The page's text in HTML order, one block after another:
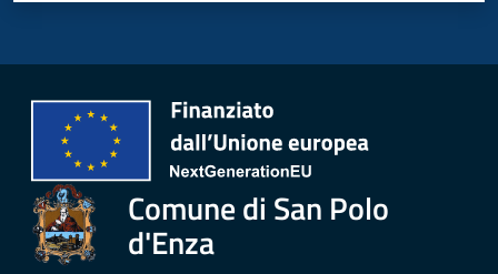
Comune di San Polo
d'Enza